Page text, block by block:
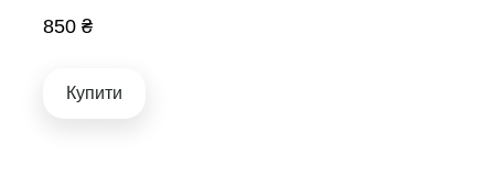
850 ₴
Купити